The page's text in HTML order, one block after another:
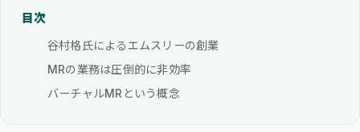
目次
谷村格氏によるエムスリーの創業
MRの業務は圧倒的に非効率
バーチャルMRという概念